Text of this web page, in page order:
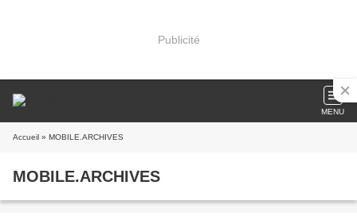
Publicité
MENU
Accueil » MOBILE.ARCHIVES
MOBILE.ARCHIVES